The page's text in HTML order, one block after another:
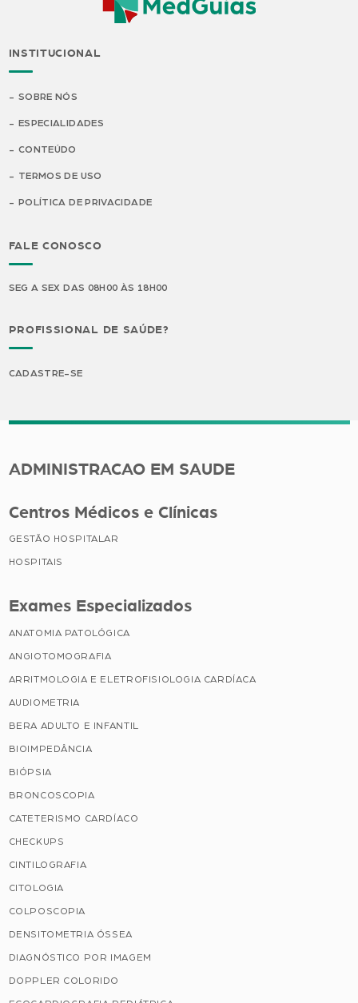
INSTITUCIONAL
SOBRE NÓS
ESPECIALIDADES
CONTEÚDO
TERMOS DE USO
POLÍTICA DE PRIVACIDADE
FALE CONOSCO
SEG A SEX DAS 08H00 ÀS 18H00
PROFISSIONAL DE SAÚDE?
CADASTRE-SE
ADMINISTRACAO EM SAUDE
Centros Médicos e Clínicas
GESTÃO HOSPITALAR
HOSPITAIS
Exames Especializados
ANATOMIA PATOLÓGICA
ANGIOTOMOGRAFIA
ARRITMOLOGIA E ELETROFISIOLOGIA CARDÍACA
AUDIOMETRIA
BERA ADULTO E INFANTIL
BIOIMPEDÂNCIA
BIÓPSIA
BRONCOSCOPIA
CATETERISMO CARDÍACO
CHECKUPS
CINTILOGRAFIA
CITOLOGIA
COLPOSCOPIA
DENSITOMETRIA ÓSSEA
DIAGNÓSTICO POR IMAGEM
DOPPLER COLORIDO